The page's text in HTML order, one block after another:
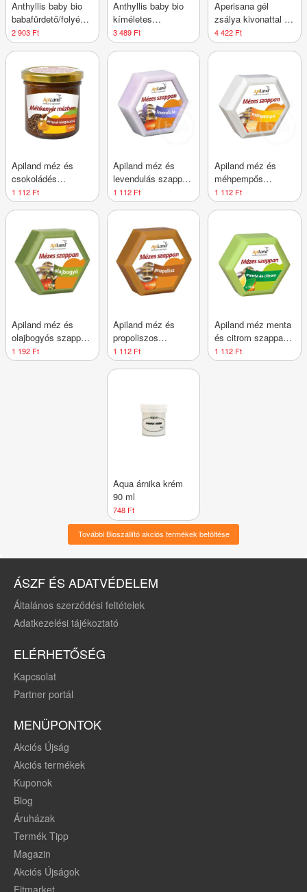
Anthyllis baby bio
babafürdető/folyékony
szappan 300 ml
2 903 Ft
Anthyllis baby bio
kíméletes
babafürdető és -
sampon 400 ml
3 489 Ft
Aperisana gél
zsálya kivonattal 10
g
4 422 Ft
Apiland méz és
csokoládés
szappan 100 g
1 112 Ft
Apiland méz és
levendulás szappan
100 g
1 112 Ft
Apiland méz és
méhpempős
szappan 100 g
1 112 Ft
Apiland méz és
olajbogyós szappan
100 g
1 192 Ft
Apiland méz és
propoliszos
szappan 100 g
1 112 Ft
Apiland méz menta
és citrom szappan
100 g
1 112 Ft
Aqua árnika krém
90 ml
748 Ft
További Bioszállító akciós termékek betöltése
ÁSZF ÉS ADATVÉDELEM
Általános szerződési feltételek
Adatkezelési tájékoztató
ELÉRHETŐSÉG
Kapcsolat
Partner portál
MENÜPONTOK
Akciós Újság
Akciós termékek
Kuponok
Blog
Áruházak
Termék Tipp
Magazin
Akciós Újságok